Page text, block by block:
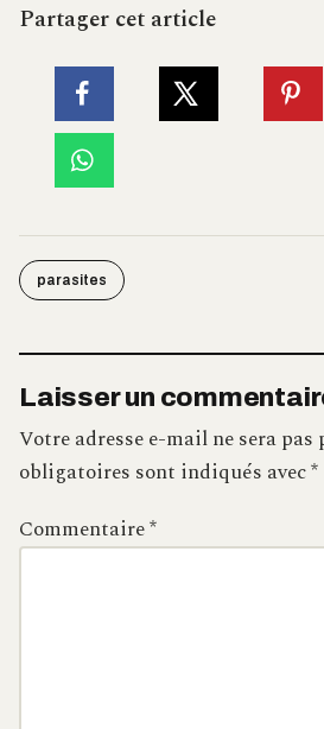
Partager cet article
parasites
Laisser un
Votre adresse e-mail ne sera pas
obligatoires sont indiqués avec*
Commentaire*